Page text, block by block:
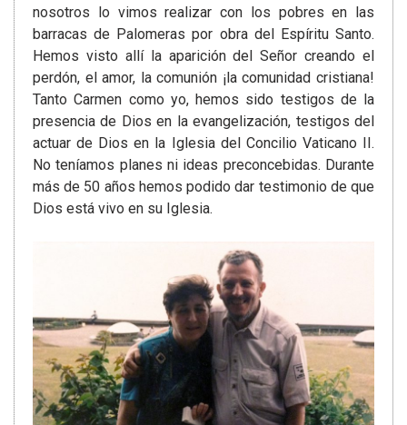
nosotros lo vimos realizar con los pobres en las
barracas de Palomeras por obra del Espíritu Santo.
Hemos visto allí la aparición del Señor creando el
perdón, el amor, la comunión ¡la comunidad cristiana!
Tanto Carmen como yo, hemos sido testigos de la
presencia de Dios en la evangelización, testigos del
actuar de Dios en la Iglesia del Concilio Vaticano II.
No teníamos planes ni ideas preconcebidas. Durante
más de 50 años hemos podido dar testimonio de que
Dios está vivo en su Iglesia.